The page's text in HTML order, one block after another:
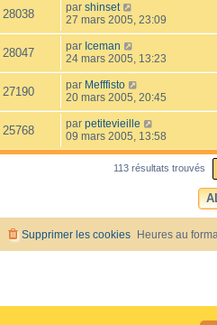
28038 par shinset
27 mars 2005, 23:09
28047 par Iceman
24 mars 2005, 13:23
27190 par Mefffisto
20 mars 2005, 20:45
25768 par petitevieille
09 mars 2005, 13:58
113 résultats trouvés
Heures au
Supprimer les cookies